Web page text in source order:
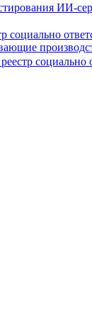
ИИ-
социально